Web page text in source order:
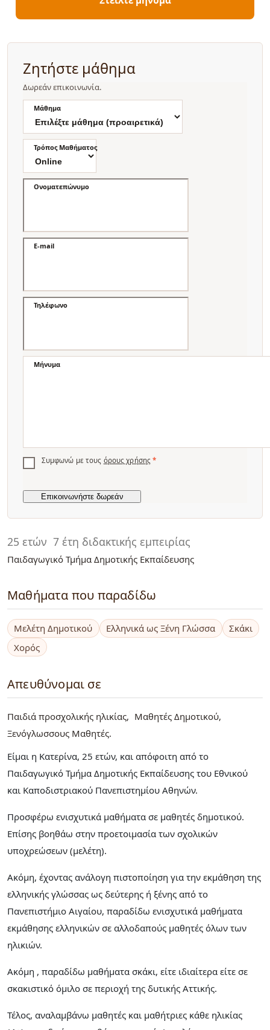
25 ετών 7 έτη διδακτικής εμπειρίας
Παιδαγωγικό Τμήμα Δημοτικής Εκπαίδευσης
Μαθήματα που παραδίδω
Μελέτη Δημοτικού Ελληνικά ως Ξένη Γλώσσα
Σκάκι
Χορός
Απευθύνομαι σε
Παιδιά προσχολικής ηλικίας
Μαθητές Δημοτικού
Ξενόγλωσσους Μαθητές
Είμαι η Κατερίνα, 25 ετών, και απόφοιτη από το
Παιδαγωγικό Τμήμα Δημοτικής Εκπαίδευσης του Εθνικού
και Καποδιστριακού Πανεπιστημίου Αθηνών.
Προσφέρω ενισχυτικά μαθήματα σε μαθητές δημοτικού.
Επίσης βοηθάω στην προετοιμασία των σχολικών
υποχρεώσεων (μελέτη).
Ακόμη, έχοντας ανάλογη πιστοποίηση για την εκμάθηση της
ελληνικής γλώσσας ως δεύτερης ή ξένης από το
Πανεπιστήμιο Αιγαίου, παραδίδω ενισχυτικά μαθήματα
εκμάθησης ελληνικών σε αλλοδαπούς μαθητές όλων των
ηλικιών.
Ακόμη , παραδίδω μαθήματα σκάκι, είτε ιδιαίτερα είτε σε
σκακιστικό όμιλο σε περιοχή της δυτικής Αττικής.
Τέλος, αναλαμβάνω μαθητές και μαθήτριες κάθε ηλικίας
Ζητήστε μάθημα
Δωρεάν επικοινωνία.
Μάθημα
Τρόπος Μαθήματος
Ονοματεπώνυμο
E-mail
Τηλέφωνο
Μήνυμα
Συμφωνώ με τους όρους χρήσης *